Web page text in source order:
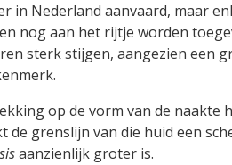
in Nederland aanvaard, maar
nog aan het rijtje worden
sterk stijgen, aangezien een
op de vorm van de naakte
de grenslijn van die huid een
aanzienlijk groter is.